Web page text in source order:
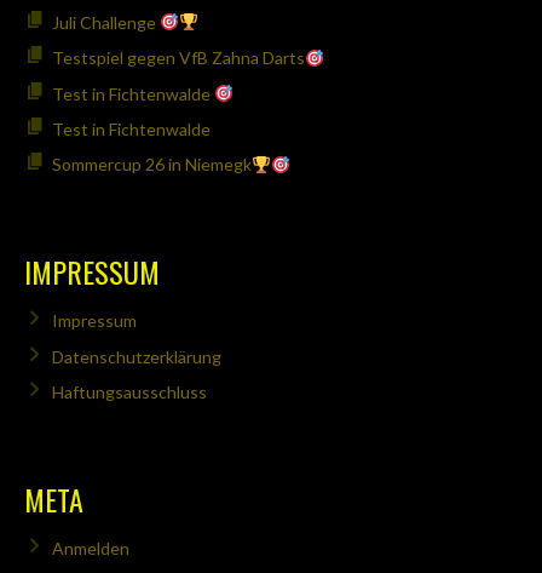
Juli Challenge
Testspiel gegen VfB Zahna Darts
Test in Fichtenwalde
Test in Fichtenwalde
Sommercup 26 in Niemegk
IMPRESSUM
Impressum
Datenschutzerklärung
Haftungsausschluss
META
Anmelden